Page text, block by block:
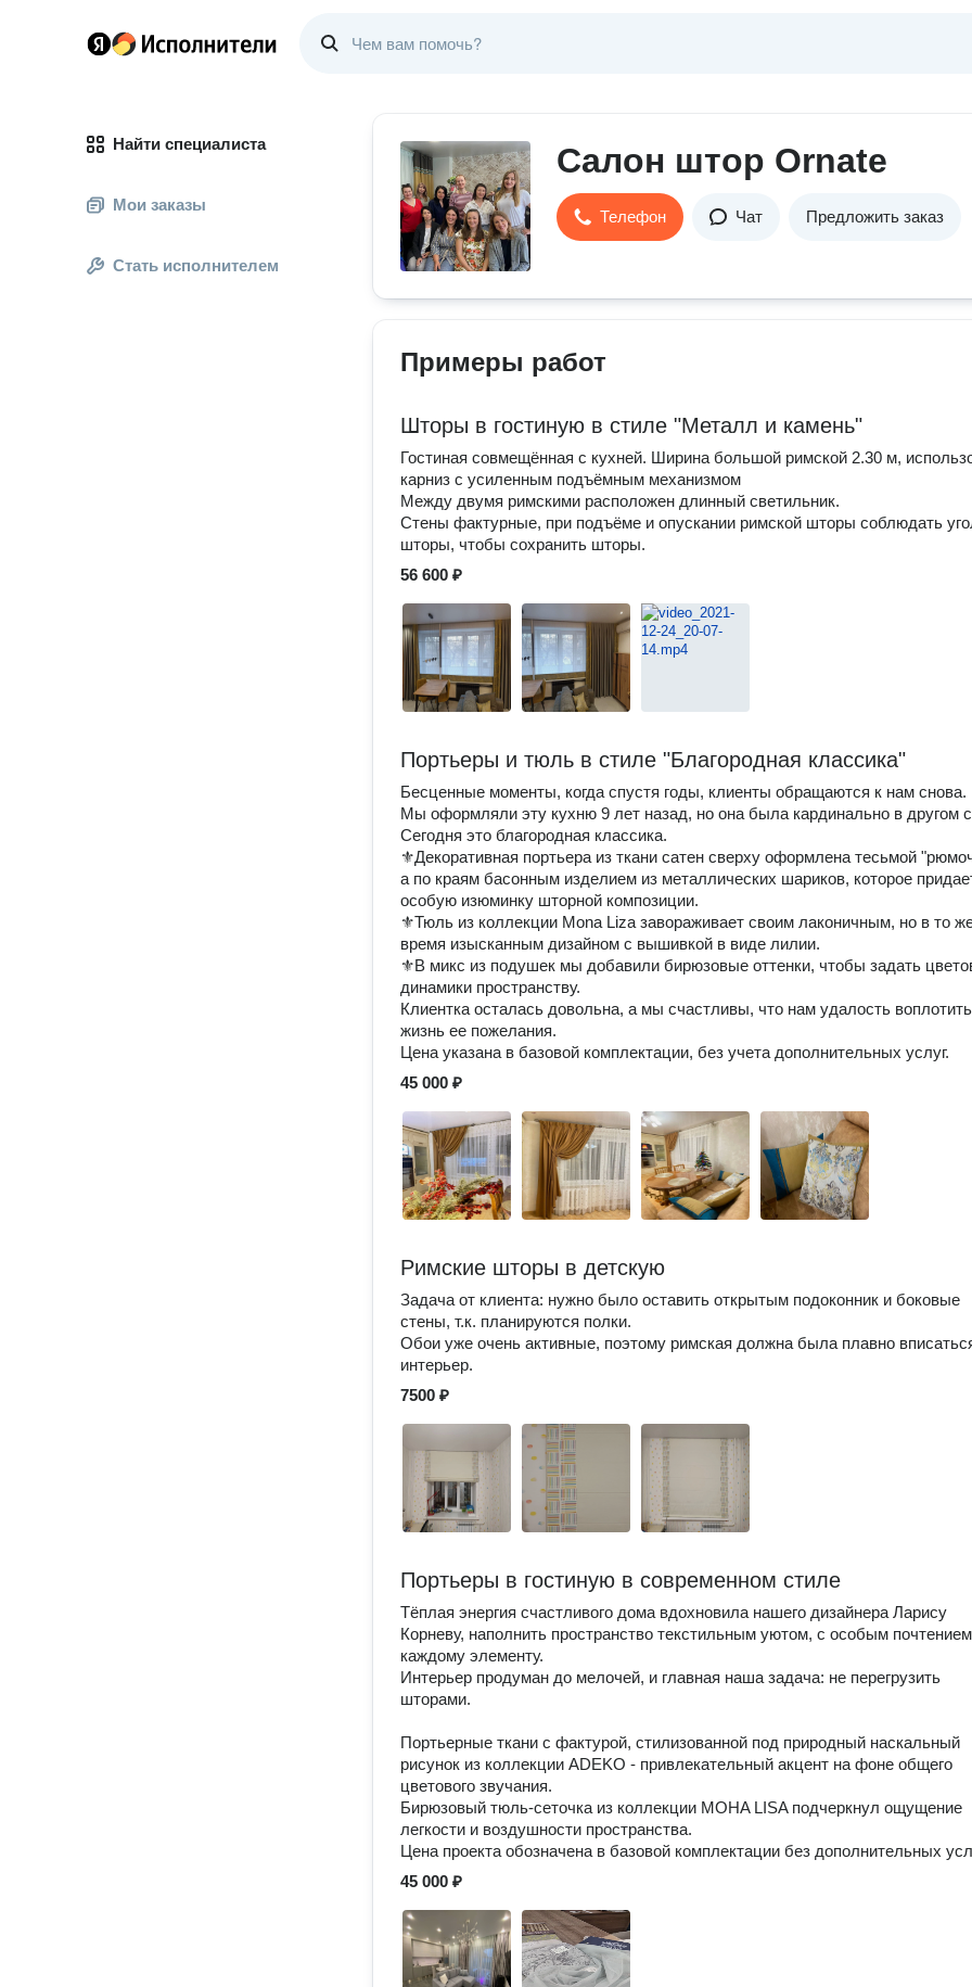
Найти специалиста
Мои заказы
Стать исполнителем
Салон штор Ornate
Телефон Чат Предложить заказ
Примеры работ
Шторы в гостиную в стиле "Металл и камень"
Гостиная совмещённая с кухней. Ширина большой римской 2.30 м,
карниз с усиленным подъёмным механизмом
Между двумя римскими расположен длинный светильник.
Стены фактурные, при подъёме и опускании римской шторы соблюдать
шторы, чтобы сохранить шторы.
56 600 ₽
Портьеры и тюль в стиле "Благородная классика"
Бесценные моменты, когда спустя годы, клиенты обращаются к нам снова.
Мы оформляли эту кухню 9 лет назад, но она была кардинально в другом
Сегодня это благородная классика.
⚜Декоративная портьера из ткани сатен сверху оформлена тесьмой
а по краям басонным изделием из металлических шариков, которое
особую изюминку шторной композиции.
⚜Тюль из коллекции Mona Liza завораживает своим лаконичным, но в то
время изысканным дизайном с вышивкой в виде лилии.
⚜В микс из подушек мы добавили бирюзовые оттенки, чтобы задать
динамики пространству.
Клиентка осталась довольна, а мы счастливы, что нам удалость
жизнь ее пожелания.
Цена указана в базовой комплектации, без учета дополнительных услуг.
45 000 ₽
Римские шторы в детскую
Задача от клиента: нужно было оставить открытым подоконник и боковые
стены, т.к. планируются полки.
Обои уже очень активные, поэтому римская должна была плавно
интерьер.
7500 ₽
Портьеры в гостиную в современном стиле
Тёплая энергия счастливого дома вдохновила нашего дизайнера Ларису
Корневу, наполнить пространство текстильным уютом, с особым
каждому элементу.
Интерьер продуман до мелочей, и главная наша задача: не перегрузить
шторами.
Портьерные ткани с фактурой, стилизованной под природный наскальный
рисунок из коллекции ADEKO - привлекательный акцент на фоне общего
цветового звучания.
Бирюзовый тюль-сеточка из коллекции MOHA LISA подчеркнул ощущение
легкости и воздушности пространства.
Цена проекта обозначена в базовой комплектации без дополнительных
45 000 ₽